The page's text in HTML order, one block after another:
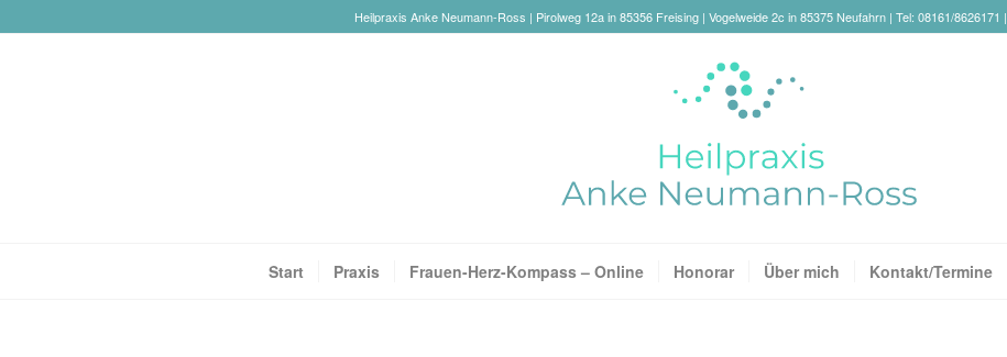
Heilpraxis Anke Neumann-Ross | Pirolweg 12a in 85356 Freising | Vogelweide 2c in 85375 Neufahrn | Tel: 08161/8626171 |
Start Praxis Frauen-Herz-Kompass – Online Honorar Über mich Kontakt/Termine